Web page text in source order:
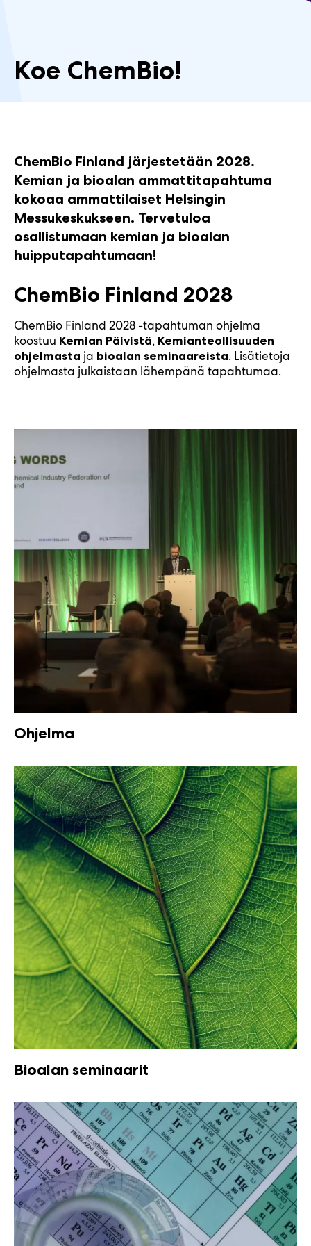
Koe ChemBio!
ChemBio Finland järjestetään 2028.
Kemian ja bioalan ammattitapahtuma
kokoaa ammattilaiset Helsingin
Messukeskukseen. Tervetuloa
osallistumaan kemian ja bioalan
huipputapahtumaan!
ChemBio Finland 2028
ChemBio Finland 2028 -tapahtuman ohjelma
koostuu Kemian Päivistä, Kemianteollisuuden
ohjelmasta ja bioalan seminaareista. Lisätietoja
ohjelmasta julkaistaan lähempänä tapahtumaa.
Ohjelma
Bioalan seminaarit